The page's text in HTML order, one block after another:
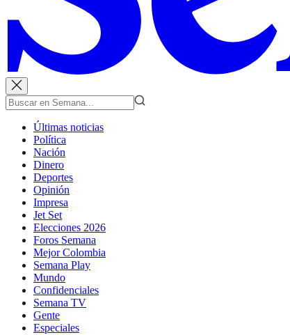
Últimas noticias
Política
Nación
Dinero
Deportes
Opinión
Impresa
Jet Set
Elecciones 2026
Foros Semana
Mejor Colombia
Semana Play
Mundo
Confidenciales
Semana TV
Gente
Especiales